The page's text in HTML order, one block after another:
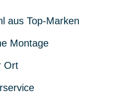
aus Top-Marken
Montage
Ort